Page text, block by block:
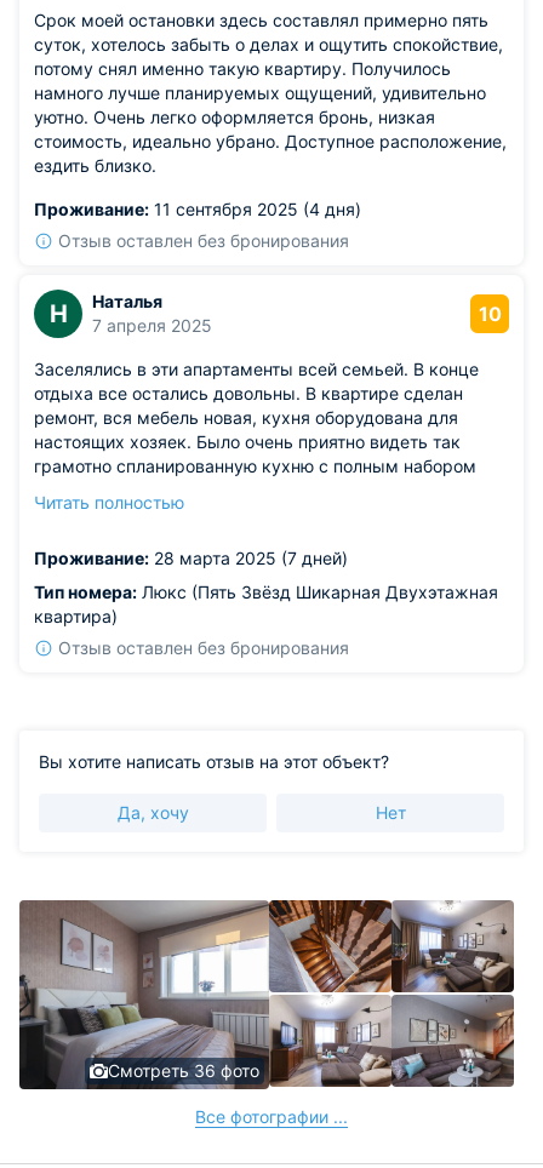
Срок моей остановки здесь составлял примерно пять
суток, хотелось забыть о делах и ощутить спокойствие,
потому снял именно такую квартиру. Получилось
намного лучше планируемых ощущений, удивительно
уютно. Очень легко оформляется бронь, низкая
стоимость, идеально убрано. Доступное расположение,
ездить близко.
Проживание: 11 сентября 2025 (4 дня)
Отзыв оставлен без бронирования
Н
Наталья
7 апреля 2025
10
Заселялись в эти апартаменты всей семьей. В конце
отдыха все остались довольны. В квартире сделан
ремонт, вся мебель новая, кухня оборудована для
настоящих хозяек. Было очень приятно видеть так
грамотно спланированную кухню с полным набором
мест для прогулок. Замечательная квартира с
Читать полностью
Проживание: 28 марта 2025 (7 дней)
Тип номера: Люкс (Пять Звёзд Шикарная Двухэтажная
квартира)
Отзыв оставлен без бронирования
Вы хотите написать отзыв на этот объект?
Да, хочу Нет
Смотреть 36 фото
Все фотографии ...